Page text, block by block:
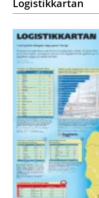
Logistikkartan